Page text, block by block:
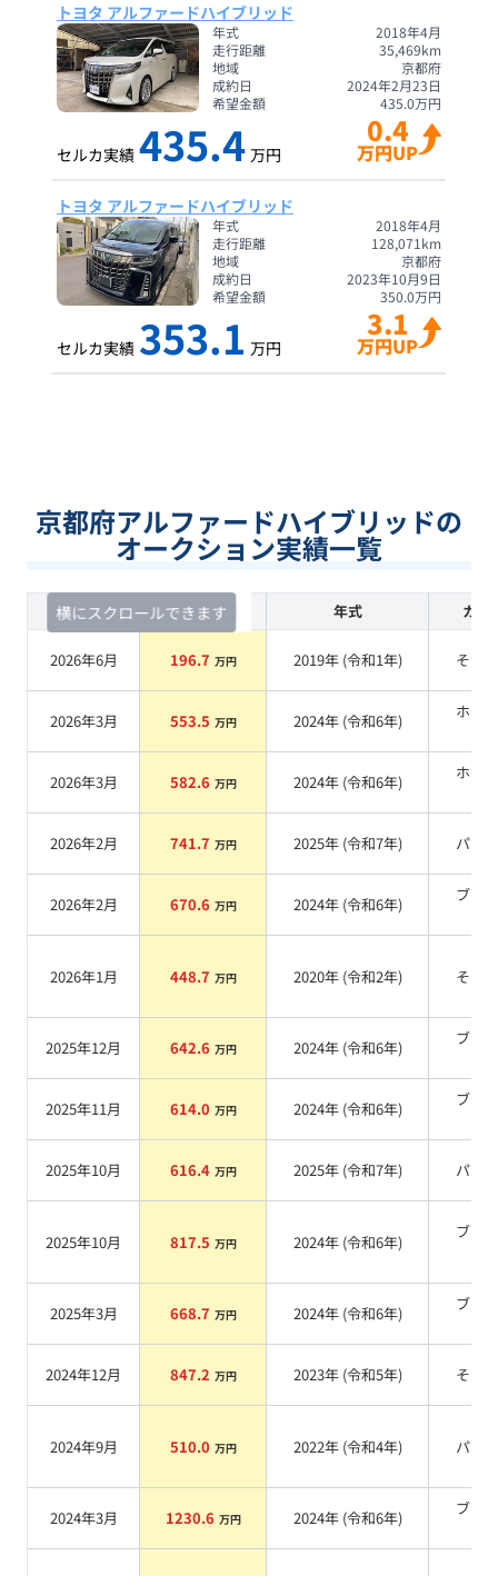
トヨタ アルファードハイブリッド
年式
2018年4月
走行距離
35,469km
地域
京都府
成約日
2024年2月23日
希望金額
435.0万円
セルカ実績 435.4 万円
0.4
万円UP
トヨタ アルファードハイブリッド
年式
2018年4月
走行距離
128,071 km
地域
京都府
成約日
2023年10月9日
希望金額
350.0万円
セルカ実績 353.1 万円
3.1
万円UP
京都府アルファードハイブリッドの
オークション実績一覧
横にスクロールできます
査定時期 セルカ実績 年式 カラ
2026年6月 196.7 万円 2019年 (令和1年) その他
2026年3月 553.5 万円 2024年 (令和6年)
ホワ
2026年3月 582.6 万円 2024年 (令和6年)
ホワ
2026年2月 741.7 万円 2025年 (令和7年) パール
2026年2月 670.6 万円 2024年 (令和6年)
ブラ
2026年1月 448.7 万円 2020年 (令和2年) その他
2025年12月 642.6 万円 2024年 (令和6年)
ブラ
2025年11月 614.0 万円 2024年 (令和6年)
ブラ
2025年10月 616.4 万円 2025年 (令和7年) パール
2025年10月 817.5 万円 2024年 (令和6年)
ブラ
2025年3月 668.7 万円 2024年 (令和6年)
ブラ
2024年12月 847.2 万円 2023年 (令和5年) その他
2024年9月 510.0 万円 2022年 (令和4年) パール
2024年3月 1230.6 万円 2024年 (令和6年)
ブラ